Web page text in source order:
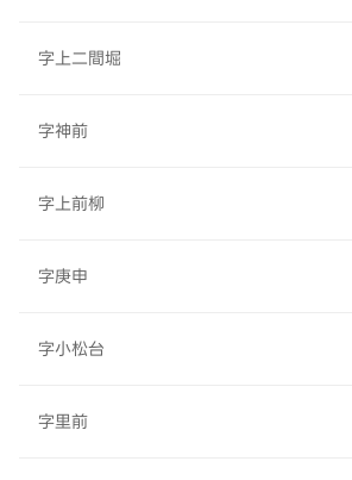
字上二間堀
字神前
字上前柳
字庚申
字小松台
字里前